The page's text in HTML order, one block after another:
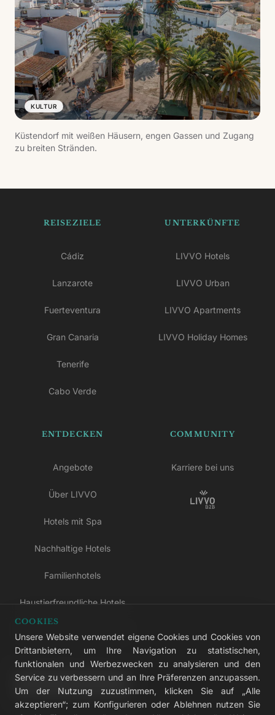
KULTUR
Küstendorf mit weißen Häusern, engen Gassen und Zugang
zu breiten Stränden.
REISEZIELE
Cádiz
Lanzarote
Fuerteventura
Gran Canaria
Tenerife
Cabo Verde
UNTERKÜNFTE
LIVVO Hotels
LIVVO Urban
LIVVO Apartments
LIVVO Holiday Homes
ENTDECKEN
Angebote
Über LIVVO
Hotels mit Spa
Nachhaltige Hotels
Familienhotels
Haustierfreundliche Hotels
All-inclusive-Hotels
LIVVO Plus
COMMUNITY
Karriere bei uns
COOKIES
Unsere Website verwendet eigene Cookies und Cookies von
Drittanbietern, um Ihre Navigation zu statistischen,
funktionalen und Werbezwecken zu analysieren und den
Service zu verbessern und an Ihre Präferenzen anzupassen.
Um der Nutzung zuzustimmen, klicken Sie auf „Alle
akzeptieren“; zum Konfigurieren oder Ablehnen nutzen Sie